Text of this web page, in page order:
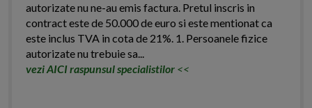
autorizate nu ne-au emis factura. Pretul inscris in
contract este de 50.000 de euro si este mentionat ca
este inclus TVA in cota de 21%. 1. Persoanele fizice
autorizate nu trebuie sa...
vezi AICI raspunsul specialistilor <<